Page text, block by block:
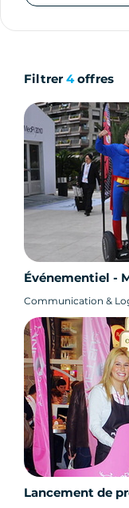
Filtrer4offres
Événementiel -
Communication &
Lancement de